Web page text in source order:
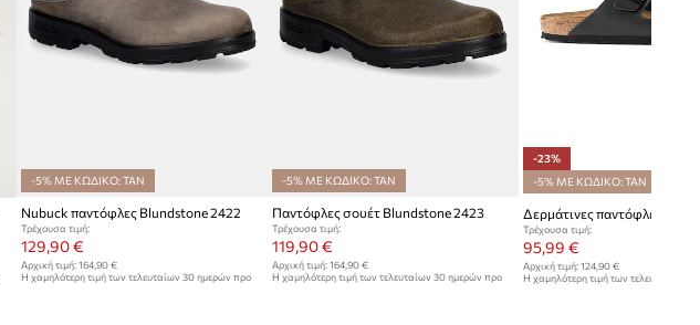
-5% ΜΕ ΚΩΔΙΚΟ: TAN
Nubuck παντόφλες Blundstone 2422
Τρέχουσα τιμή:
129,90 €
Αρχική τιμή: 164,90 €
Η χαμηλότερη τιμή των τελευταίων 30 ημερών προ
-5% ΜΕ ΚΩΔΙΚΟ: TAN
Παντόφλες σουέτ Blundstone 2423
Τρέχουσα τιμή:
119,90 €
Αρχική τιμή:164,90 €
Η χαμηλότερη τιμή των τελευταίων 30 ημερών προ
-23%
-5% ΜΕ ΚΩΔΙΚΟ: TAN
Τρέχουσα τιμή:
95,99 €
Αρχική τιμή: 124,90 €
Η χαμηλότερη τιμή των τελευταίων